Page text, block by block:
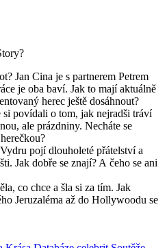
Jan Cina je s partnerem Petrem
je oba baví. Jak to mají aktuálně
herec ještě dosáhnout?
povídali o tom, jak nejradši tráví
ale prázdniny. Necháte se
pojí dlouholeté přátelství a
Jak dobře se znají? A čeho se ani
co chce a šla si za tím. Jak
Jeruzaléma až do Hollywoodu se